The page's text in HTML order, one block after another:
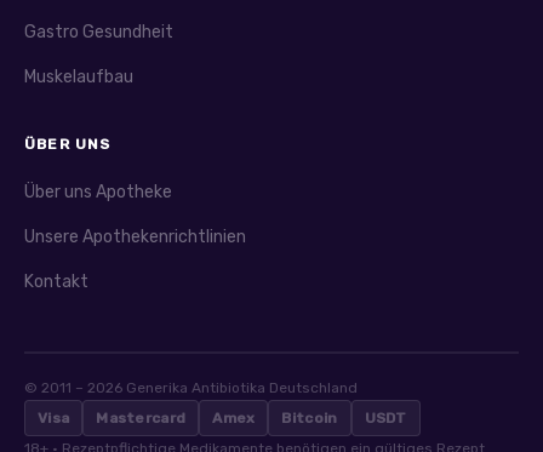
Gastro Gesundheit
Muskelaufbau
ÜBER UNS
Über uns Apotheke
Unsere Apothekenrichtlinien
Kontakt
© 2011 – 2026 Generika Antibiotika Deutschland
Visa
Mastercard Amex Bitcoin
USDT